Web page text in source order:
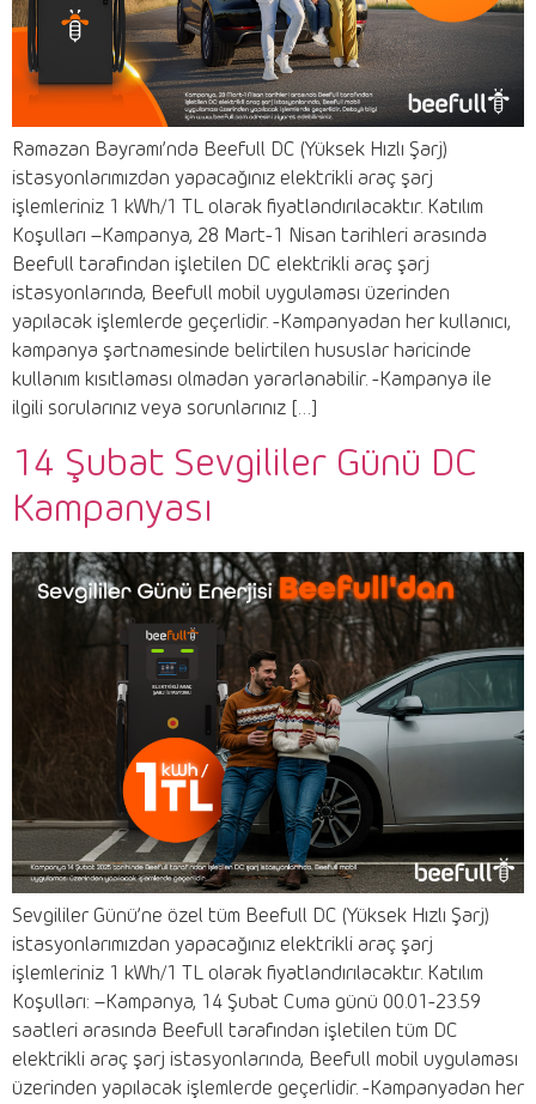
Ramazan Bayramı’nda Beefull DC (Yüksek Hızlı Şarj)
istasyonlarımızdan yapacağınız elektrikli araç şarj
işlemleriniz 1 kWh/1 TL olarak fiyatlandırılacaktır. Katılım
Koşulları –Kampanya, 28 Mart-1 Nisan tarihleri arasında
Beefull tarafından işletilen DC elektrikli araç şarj
istasyonlarında, Beefull mobil uygulaması üzerinden
yapılacak işlemlerde geçerlidir. -Kampanyadan her kullanıcı,
kampanya şartnamesinde belirtilen hususlar haricinde
kullanım kısıtlaması olmadan yararlanabilir. -Kampanya ile
ilgili sorularınız veya sorunlarınız […]
14 Şubat Sevgililer Günü DC
Kampanyası
Sevgililer Günü’ne özel tüm Beefull DC (Yüksek Hızlı Şarj)
istasyonlarımızdan yapacağınız elektrikli araç şarj
işlemleriniz 1 kWh/1 TL olarak fiyatlandırılacaktır. Katılım
Koşulları: –Kampanya, 14 Şubat Cuma günü 00.01-23.59
saatleri arasında Beefull tarafından işletilen tüm DC
elektrikli araç şarj istasyonlarında, Beefull mobil uygulaması
üzerinden yapılacak işlemlerde geçerlidir. -Kampanyadan her